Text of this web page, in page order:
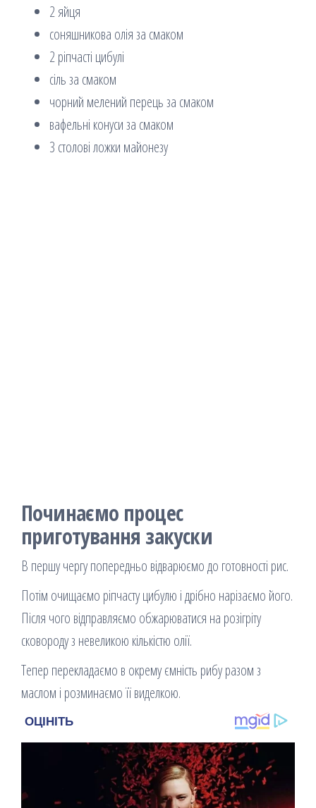
2 яйця
соняшникова олія за смаком
2 ріпчасті цибулі
сіль за смаком
чорний мелений перець за смаком
вафельні конуси за смаком
3 столові ложки майонезу
Починаємо процес
приготування закуски
В першу чергу попередньо відварюємо до готовності рис.
Потім очищаємо ріпчасту цибулю і дрібно нарізаємо його.
Після чого відправляємо обжарюватися на розігріту
сковороду з невеликою кількістю олії.
Тепер перекладаємо в окрему ємність рибу разом з
маслом і розминаємо її виделкою.